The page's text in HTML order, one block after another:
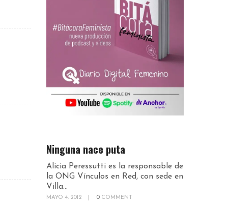
Ninguna nace puta
Alicia Peressutti es la responsable de
la ONG Vínculos en Red, con sede en
Villa...
MAYO 4, 2012 0 COMMENT